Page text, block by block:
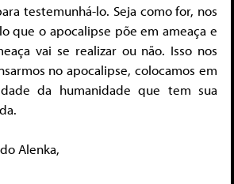
testemunhá-lo. Seja como for, nos
que o apocalipse põe em ameaça e
vai se realizar ou não. Isso nos
no apocalipse, colocamos em
da humanidade que tem sua
Alenka,